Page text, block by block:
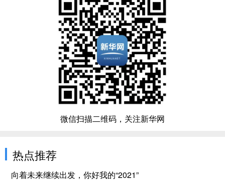
微信扫描二维码，关注新华网
热点推荐
向着未来继续出发，你好我的“2021”